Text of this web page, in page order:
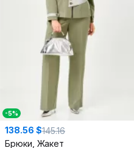
-5%
138.56 $145.16
Брюки, Жакет